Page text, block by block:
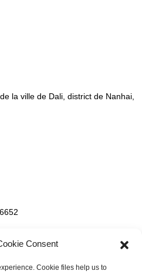
la ville de Dali, district de Nanhai,
Consent
Cookie files help us to